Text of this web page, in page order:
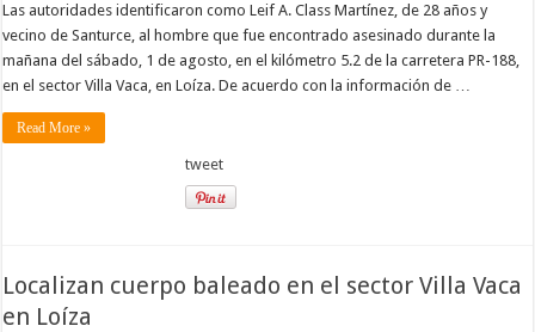
Las autoridades identificaron como Leif A. Class Martínez, de 28 años y
vecino de Santurce, al hombre que fue encontrado asesinado durante la
mañana del sábado, 1 de agosto, en el kilómetro 5.2 de la carretera PR-188,
en el sector Villa Vaca, en Loíza. De acuerdo con la información de …
Read More »
tweet
Localizan cuerpo baleado en el sector Villa Vaca
en Loíza